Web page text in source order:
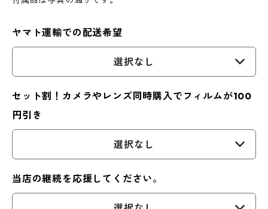
ヤマト運輸での配送希望
選択なし
セット割！カメラやレンズ同時購入でフィルムが100
円引き
選択なし
当店の継続を応援してください。